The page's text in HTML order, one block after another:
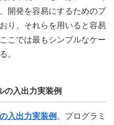
開発を容易にするためのプ
り、それらを用いると容易
こでは最もシンプルなケー
。
の入出力実装例
入出力実装例 。プログラミ